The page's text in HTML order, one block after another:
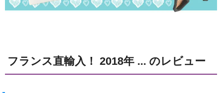
フランス直輸入！ 2018年 ... のレビュー